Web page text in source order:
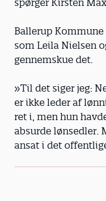
spørger Kirsten
Ballerup
som Leila Nielsen
gennemskue det.
»Til det siger jeg:
er ikke leder af
ret i, men hun
absurde lønsedler.
ansat i det